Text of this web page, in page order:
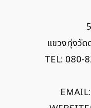
แขวงทุ่งวั
TEL: 080-
EMAIL: